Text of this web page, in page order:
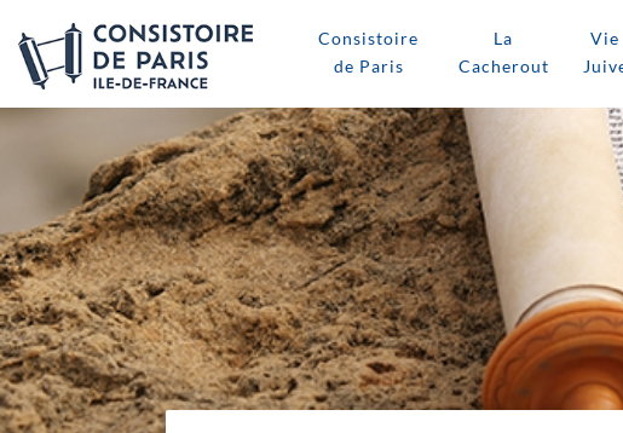
Consistoire
de Paris
La
Cacherout
Vie